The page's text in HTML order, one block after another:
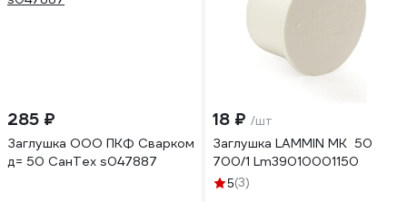
285 ₽
Заглушка ООО ПКФ Сварком
д= 50 СанТех s047887
18 ₽ /шт
Заглушка LAMMIN МК 50
700/1 Lm39010001150
5(3)